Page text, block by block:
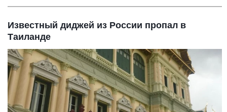
Известный диджей из России пропал в
Таиланде